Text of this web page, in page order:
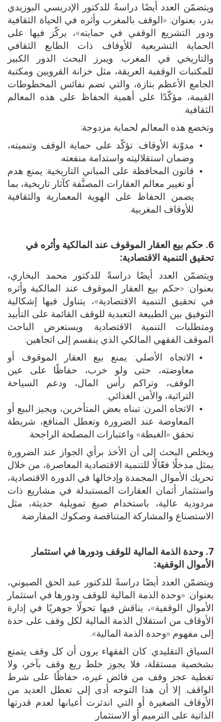
ويتضمّن العدد أيضًا دراسةً للدكتور الإدريسي البوزيدي
بدر، بعنوان: «الوقف بالمغرب وأثره في الحياة الثقافية
ودور التشريع الوقفي في حمايته»، يركّز فيها على
الحماية التشريعية للأوقاف ذات الطابع الثقافي
والتاريخي في المغرب. ويبرز البحث الدور الكبير
للمكتبات الوقفية العريقة، مثل خزانة القرويين ومكتبة
الجامع الأعظم بتازة، والتي تضم نفائس المخطوطات
القيمة، مؤكّدًا على أهمية الحفاظ على هذه المعالم
الثقافية.
وتخضع هذه المعالم لحماية مزدوجة:
مدوّنة الأوقاف: تؤكّد على حماية الوقف وتنميته،
وضمان استقلاليته واستدامة منفعته.
قانون المحافظة على المباني التاريخية: يمنع هدم
أو تغيير معالم العقارات المصنَّفة كآثار تاريخية، بما
يضمن الحفاظ على الهوية المعمارية والثقافية
للأوقاف المغربية.
6. حكم بيع العقار الموقوف عند المالكية وأثره في
تحقيق التنمية الاقتصادية:
ويتضمّن العدد أيضًا دراسةً للدكتور محمد البخاري،
بعنوان: «حكم بيع العقار الموقوف عند المالكية وأثره
في تحقيق التنمية الاقتصادية»، يتناول فيها إشكالية
التوفيق بين الطبيعة التعبدية للوقف القائمة على التأبيد
ومتطلبات التنمية الاقتصادية. ويستعرض الباحث
الموقف الفقهي المالكي الذي ينقسم إلى اتجاهين:
الاتجاه الأصلي: يمنع بيع العقار الموقوف أو
معاوضته، حتى ولو خرب، حفاظًا على عين
الوقف، وتراكم رأس المال، ودعم السياحة
التراثية، والأمن الغذائي.
الاتجاه المرن: تبناه بعض المتأخرين، ويجيز البيع أو
المعاوضة عند الضرورة وتعطل المنافع، شريطة
تحقق «الغبطة» واعتبارات المصلحة الراجحة.
ويخلص البحث إلى أن الأخذ برأي الجواز عند الضرورة
يمثل مدخلًا فعّالًا للتنمية الاقتصادية المعاصرة، من خلال
تحريك الأموال المجمدة وإدخالها في الدورة الاقتصادية،
واستثمار أثمان العقارات المستبدلة في مشاريع ذات
مردودية عالية، باستخدام صيغ تمويلية حديثة، مثل
الاستصناع والمشاركة المتناقصة وصكوك المقارضة.
7. وحدة الذمة المالية للوقف ودورها في استثمار
الأموال الوقفية:
ويتضمّن العدد أيضًا دراسةً للدكتور عبد الحق الصبوني،
بعنوان: «وحدة الذمة المالية للوقف ودورها في استثمار
الأموال الوقفية»، يناقش فيها تحولًا جوهريًا في إدارة
الأوقاف من استقلال الذمة المالية لكل وقف على حدة
إلى مفهوم «وحدة الذمة المالية».
السياق التقليدي: كان الفقهاء يرون أن كل وقف يتمتع
بشخصية مستقلة، فلا يجوز خلط ريع وقف بآخر، ولا
تغطية عجز وقف من فائض غيره، حفاظًا على شرط
الواقف. إلا أن هذا التوجه أدى إلى تعطل العديد من
الأوقاف الصغيرة أو التي اندثرت أعيانها لعدم قدرتها
الذاتية على الترميم أو الاستثمار.